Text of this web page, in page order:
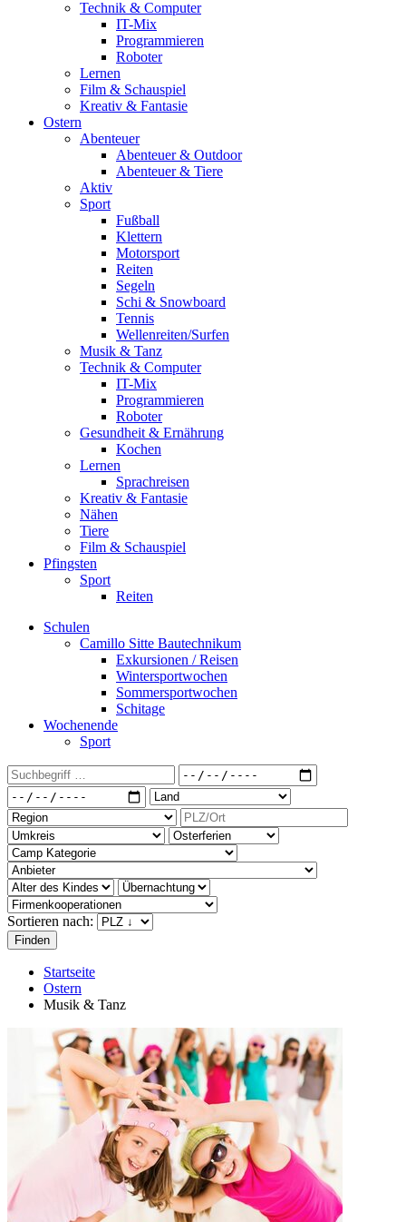
Technik & Computer
IT-Mix
Programmieren
Roboter
Lernen
Film & Schauspiel
Kreativ & Fantasie
Ostern
Abenteuer
Abenteuer & Outdoor
Abenteuer & Tiere
Aktiv
Sport
Fußball
Klettern
Motorsport
Reiten
Segeln
Schi & Snowboard
Tennis
Wellenreiten/Surfen
Musik & Tanz
Technik & Computer
IT-Mix
Programmieren
Roboter
Gesundheit & Ernährung
Kochen
Lernen
Sprachreisen
Kreativ & Fantasie
Nähen
Tiere
Film & Schauspiel
Pfingsten
Sport
Reiten
Schulen
Camillo Sitte Bautechnikum
Exkursionen / Reisen
Wintersportwochen
Sommersportwochen
Schitage
Wochenende
Sport
Sortieren nach:
Startseite
Ostern
Musik & Tanz